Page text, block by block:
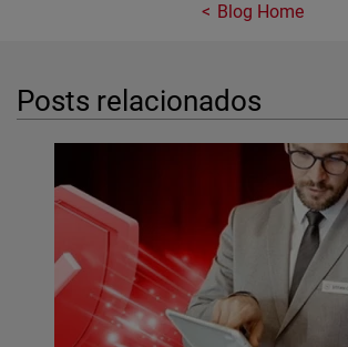
Blog Home
Posts relacionados